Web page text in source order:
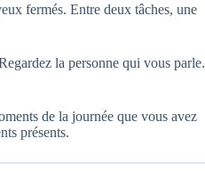
fermés. Entre deux tâches, une
la personne qui vous parle.
de la journée que vous avez
présents.